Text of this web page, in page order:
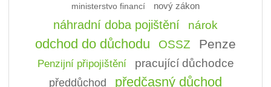
ministerstvo financí nový zákon
náhradní doba pojištění nárok
odchod do důchodu OSSZ Penze
Penzijní připojištění pracující důchodce
předdůchod předčasný důchod